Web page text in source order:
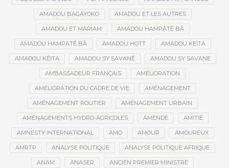
AMADOU BAGAYOKO AMADOU ET LES AUTRES
AMADOU ET MARIAM AMADOU HAMPÂTÉ BÂ
AMADOU HAMPATÉ BÂ AMADOU HOTT AMADOU KEÏTA
AMADOU KÉITA AMADOU SY SAVANÉ AMADOU SY SAVANE
AMBASSADEUR FRANÇAIS AMÉLIORATION
AMÉLIORATION DU CADRE DE VIE AMÉNAGEMENT
AMÉNAGEMENT ROUTIER AMÉNAGEMENT URBAIN
AMÉNAGEMENTS HYDRO-AGRICOLES AMENDE AMITIÉ
AMNESTY INTERNATIONAL AMO AMOUR AMOUREUX
AMRTP ANALYSE POLITIQUE ANALYSE POLITIQUE AFRIQUE
ANAM ANASER ANCIEN PREMIER MINISTRE